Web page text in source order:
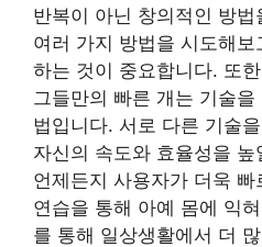
반복이 아닌 창의적인 방
여러 가지 방법을 시도해
하는 것이 중요합니다. 또
그들만의 빠른 개는 기술
법입니다. 서로 다른 기술
자신의 속도와 효율성을
언제든지 사용자가 더욱
연습을 통해 아예 몸에 익
를 통해 일상생활에서 더